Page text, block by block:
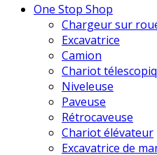
One Stop Shop
Chargeur sur
Excavatrice
Camion
Chariot
Niveleuse
Paveuse
Rétrocaveuse
Chariot élévateur
Excavatrice de